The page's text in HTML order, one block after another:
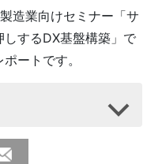
造業向けセミナー「サ
するDX基盤構築」で
ートです。